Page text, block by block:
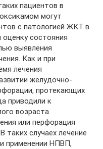
пациентов в
могут
с патологией ЖКТ в
состояния
выявления
Как и при
лечения
желудочно-
протекающих
приводили к
возраста
или перфорация
случаех лечение
применении НПВП,